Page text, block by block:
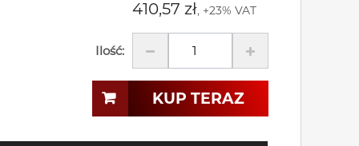
410,57 zł, +23% VAT
Ilość:
KUP TERAZ